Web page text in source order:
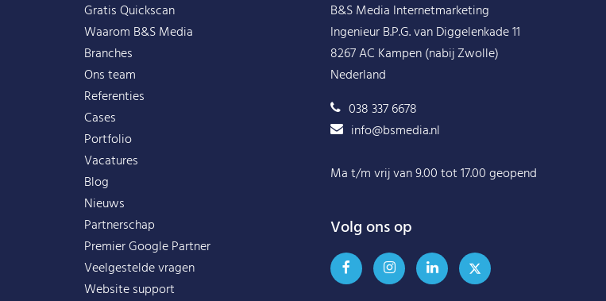
Gratis Quickscan
Waarom B&S Media
Branches
Ons team
Referenties
Cases
Portfolio
Vacatures
Blog
Nieuws
Partnerschap
Premier Google Partner
Veelgestelde vragen
Website support
B&S Media Internetmarketing
Ingenieur B.P.G. van Diggelenkade 11
8267 AC Kampen (nabij Zwolle)
Nederland
038 337 6678
info@bsmedia.nl
Ma t/m vrij van 9.00 tot 17.00 geopend
Volg ons op